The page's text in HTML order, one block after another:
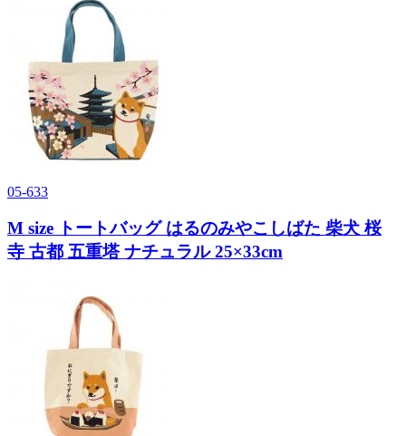
05-633
M size トートバッグ はるのみやこしばた 柴犬 桜
寺 古都 五重塔 ナチュラル 25×33cm